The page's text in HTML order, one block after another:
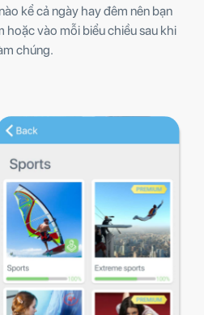
kể cả ngày hay đêm nên bạn
vào mỗi biểu chiều sau khi
chúng.